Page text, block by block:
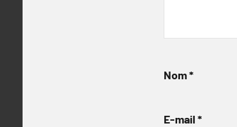
Nom*
E-mail *